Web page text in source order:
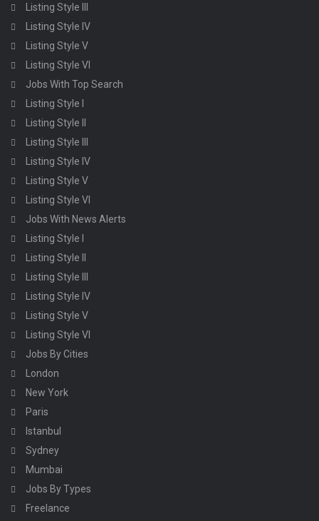
Listing Style III
Listing Style IV
Listing Style V
Listing Style VI
Jobs With Top Search
Listing Style I
Listing Style II
Listing Style III
Listing Style IV
Listing Style V
Listing Style VI
Jobs With News Alerts
Listing Style I
Listing Style II
Listing Style III
Listing Style IV
Listing Style V
Listing Style VI
Jobs By Cities
London
New York
Paris
Istanbul
Sydney
Mumbai
Jobs By Types
Freelance